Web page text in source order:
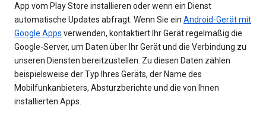
App vom Play Store installieren oder wenn ein Dienst
automatische Updates abfragt. Wenn Sie ein Android-Gerät mit
Google Apps verwenden, kontaktiert Ihr Gerät regelmäßig die
Google-Server, um Daten über Ihr Gerät und die Verbindung zu
unseren Diensten bereitzustellen. Zu diesen Daten zählen
beispielsweise der Typ Ihres Geräts, der Name des
Mobilfunkanbieters, Absturzberichte und die von Ihnen
installierten Apps.